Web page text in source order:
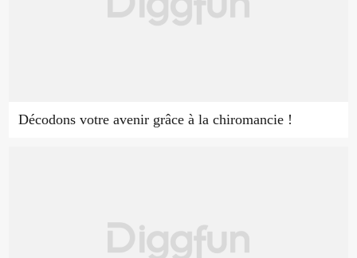
Décodons votre avenir grâce à la chiromancie !